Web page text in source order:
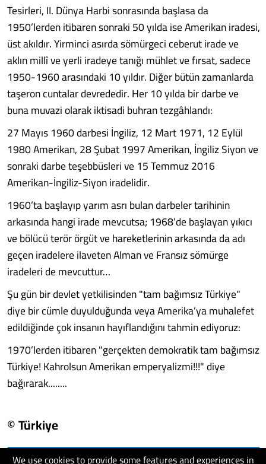
We use cookies to provide some features and experiences in
Tesirleri, II. Dünya Harbi sonrasında başlasa da
1950’lerden itibaren sonraki 50 yılda ise Amerikan iradesi,
üst akıldır. Yirminci asırda sömürgeci ceberut irade ve
aklın millî ve yerli iradeye tanığı mühlet ve fırsat, sadece
1950-1960 arasındaki 10 yıldır. Diğer bütün zamanlarda
taşeron cuntalar devrededir. Her 10 yılda bir darbe ve
buna muvazi olarak iktisadi buhran tezgâhlandı:
27 Mayıs 1960 darbesi İngiliz, 12 Mart 1971, 12 Eylül
1980 Amerikan, 28 Şubat 1997 Amerikan, İngiliz Siyon ve
sonraki darbe teşebbüsleri ve 15 Temmuz 2016
Amerikan-İngiliz-Siyon iradelidir.
1960’ta başlayıp yarım asrı bulan darbeler tarihinin
arkasında hangi irade mevcutsa; 1968’de başlayan yıkıcı
ve bölücü terör örgüt ve hareketlerinin arkasında da adı
geçen iradelere ilaveten Alman ve Fransız sömürge
iradeleri de mevcuttur…
Şu gün bir devlet yetkilisinden "tam bağımsız Türkiye"
diye bir cümle duyulduğunda veya Amerika’ya muhalefet
edildiğinde çok insanın hayıflandığını tahmin ediyoruz:
1970’lerden itibaren "gerçekten demokratik tam bağımsız
Türkiye! Kahrolsun Amerikan emperyalizmi!!!" diye
bağırarak........
© Türkiye